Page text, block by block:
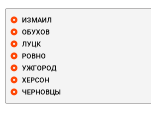
ИЗМАИЛ
ОБУХОВ
ЛУЦК
РОВНО
УЖГОРОД
ХЕРСОН
ЧЕРНОВЦЫ